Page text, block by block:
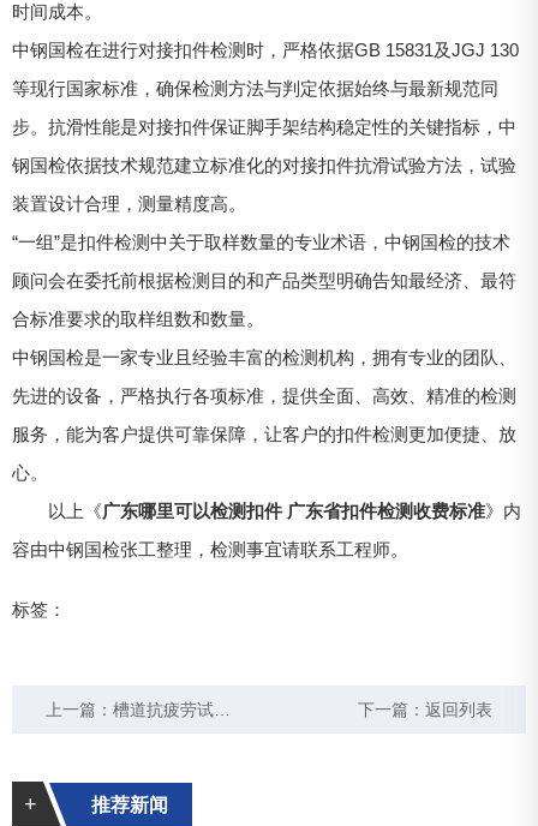
时间成本。
中钢国检在进行对接扣件检测时，严格依据GB 15831及JGJ 130
等现行国家标准，确保检测方法与判定依据始终与最新规范同
步。抗滑性能是对接扣件保证脚手架结构稳定性的关键指标，中
钢国检依据技术规范建立标准化的对接扣件抗滑试验方法，试验
装置设计合理，测量精度高。
“一组”是扣件检测中关于取样数量的专业术语，中钢国检的技术
顾问会在委托前根据检测目的和产品类型明确告知最经济、最符
合标准要求的取样组数和数量。
中钢国检是一家专业且经验丰富的检测机构，拥有专业的团队、
先进的设备，严格执行各项标准，提供全面、高效、精准的检测
服务，能为客户提供可靠保障，让客户的扣件检测更加便捷、放
心。
以上《广东哪里可以检测扣件 广东省扣件检测收费标准》内
容由中钢国检张工整理，检测事宜请联系工程师。
标签：
上一篇：槽道抗疲劳试验过程 槽道型钢疲劳试验标准 下一篇： 返回列表
+ 推荐新闻